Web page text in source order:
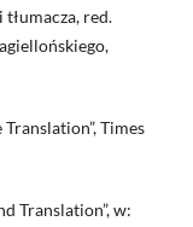
red.
Times
Translation”, w: